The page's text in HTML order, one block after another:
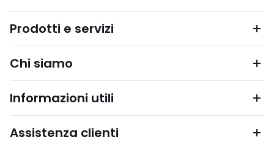
Prodotti e servizi
Chi siamo
Informazioni utili
Assistenza clienti